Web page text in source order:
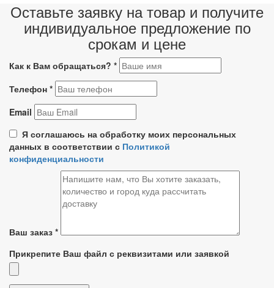
Оставьте заявку на товар и получите
индивидуальное предложение по
срокам и цене
Как к Вам обращаться? *
Телефон *
Email
Я соглашаюсь на обработку моих персональных
данных в соответствии с Политикой
конфиденциальности
Ваш заказ *
Прикрепите Ваш файл с реквизитами или заявкой